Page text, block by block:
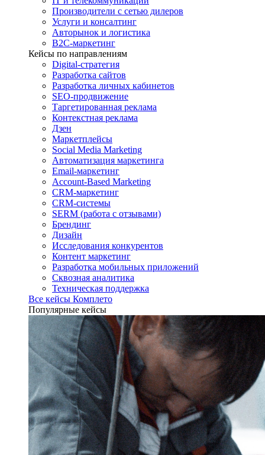
Производители с сетью дилеров
Услуги и консалтинг
Авторынок и логистика
B2С-маркетинг
Кейсы по направлениям
Digital-стратегия
Разработка сайтов
Разработка личных кабинетов
SEO-продвижение
Таргетированная реклама
Контекстная реклама
Дзен
Маркетплейсы
Social Media Marketing
Автоматизация маркетинга
Email-маркетинг
Account-Based Marketing
CRM-маркетинг
CRM-системы
SERM (работа с отзывами)
Брендинг
Дизайн
Исследования конкурентов
Контент маркетинг
Разработка мобильных приложений
Сквозная аналитика
Техническая поддержка
Все кейсы Комплето
Популярные кейсы